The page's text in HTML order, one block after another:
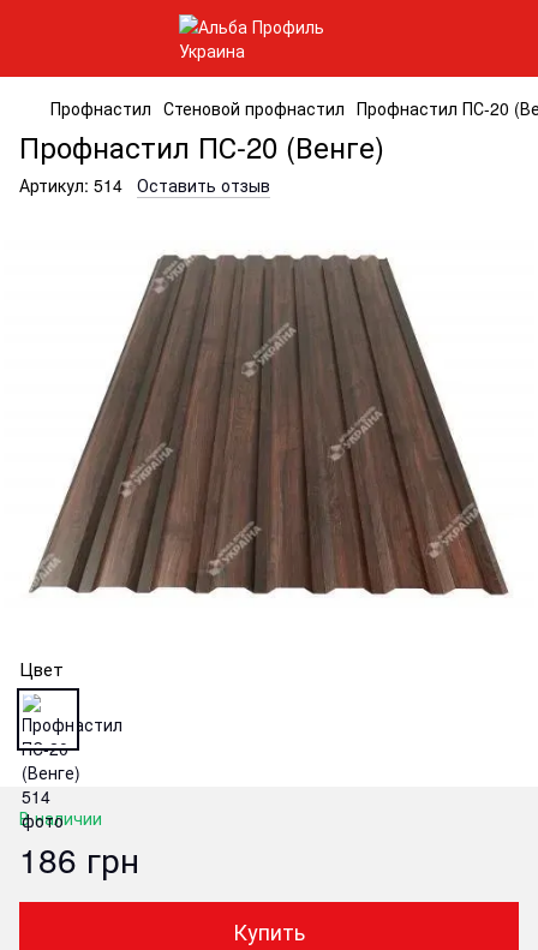
Профнастил Стеновой профнастил Профнастил ПС-20
Профнастил ПС-20 (Венге)
Артикул: 514 Оставить отзыв
Цвет
В наличии
186 грн
Купить